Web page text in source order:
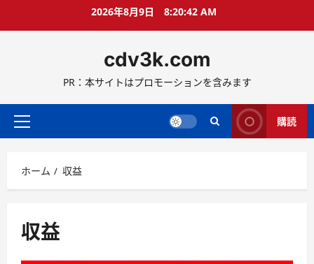
ス
ッ
2026年8月9日 8:20:43 AM
cdv3k.com
PR：本サイトはプロモーションを含みます
メ
メ
ニ
ー
購読
ホーム 収益
収益